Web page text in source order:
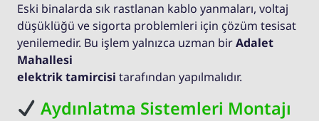
Eski binalarda sık rastlanan kablo yanmaları, voltaj
düşüklüğü ve sigorta problemleri için çözüm tesisat
yenilemedir. Bu işlem yalnızca uzman birAdalet
Mahallesi
elektrik tamircisi tarafından yapılmalıdır.
Aydınlatma Sistemleri Montajı